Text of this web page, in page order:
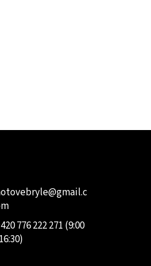
@gmail.c
776 222 271 (9:00